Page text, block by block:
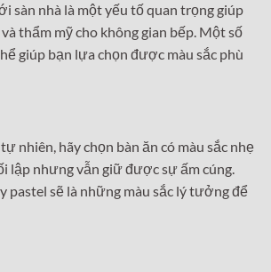
sàn nhà là một yếu tố quan trọng giúp
thẩm mỹ cho không gian bếp. Một số
giúp bạn lựa chọn được màu sắc phù
nhiên, hãy chọn bàn ăn có màu sắc nhẹ
lập nhưng vẫn giữ được sự ấm cúng.
pastel sẽ là những màu sắc lý tưởng để